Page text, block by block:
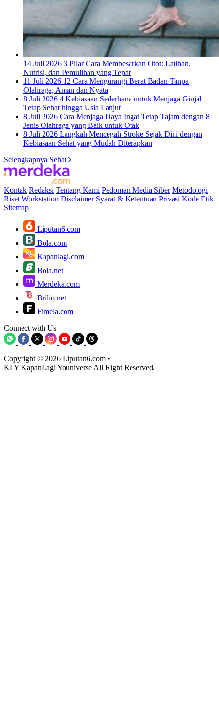
14 Juli 2026 3 Pilar Cara Membesarkan Otot: Latihan,
Nutrisi, dan Pemulihan yang Tepat
11 Juli 2026 12 Cara Mengurangi Berat Badan Tanpa
Olahraga, Aman dan Nyata
8 Juli 2026 4 Kebiasaan Sederhana untuk Menjaga Ginjal
Tetap Sehat hingga Usia Lanjut
8 Juli 2026 Cara Menjaga Daya Ingat Tetap Tajam dengan 8
Jenis Olahraga yang Baik untuk Otak
8 Juli 2026 Langkah Mencegah Stroke Sejak Dini dengan
Kebiasaan Sehat yang Mudah Diterapkan
Selengkapnya Sehat
Kontak Redaksi Tentang Kami Pedoman Media Siber Metodologi
Riset Workstation Disclaimer Syarat & Ketentuan Privasi Kode Etik
Sitemap
Liputan6.com
Bola.com
Kapanlagi.com
Bola.net
Merdeka.com
Brilio.net
Fimela.com
Connect with Us
Copyright © 2026 Liputan6.com •
KLY KapanLagi Youniverse All Right Reserved.